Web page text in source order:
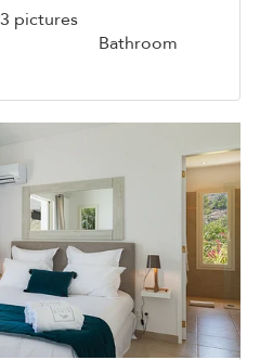
3 pictures
Bathroom